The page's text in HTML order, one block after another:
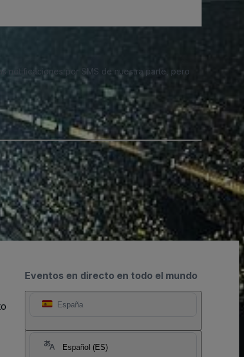
notificaciones por SMS de nuestra parte, pero
Eventos en directo en todo el mundo
España
Español (ES)